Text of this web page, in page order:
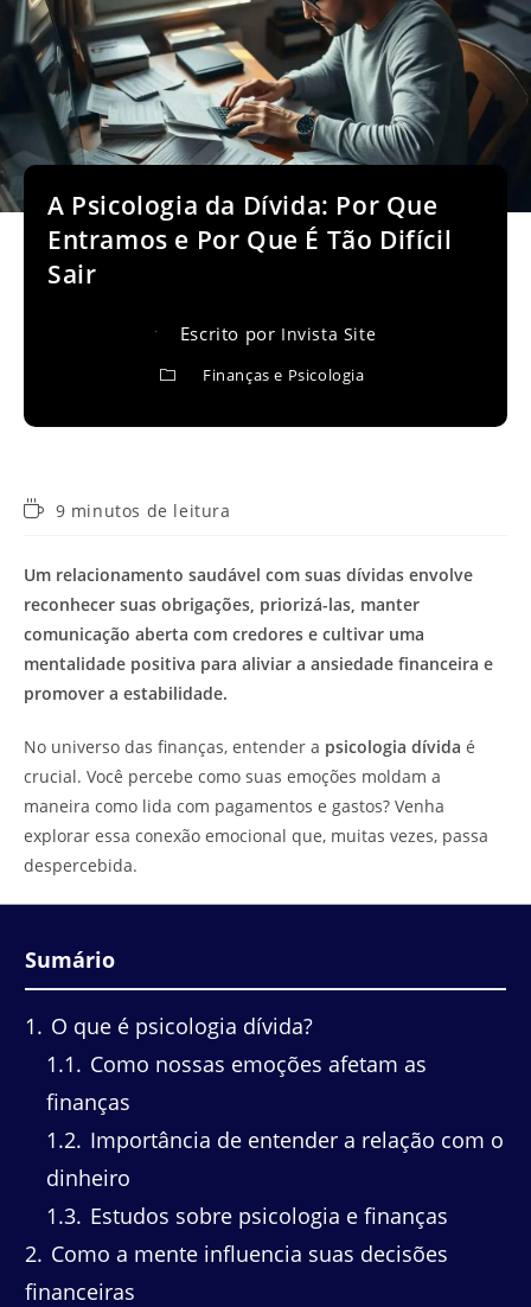
A Psicologia da Dívida: Por Que
Entramos e Por Que É Tão Difícil
Sair
Escrito por Invista Site
Finanças e Psicologia
Tempo9 minutos de leitura
Um relacionamento saudável com suas dívidas envolve
reconhecer suas obrigações, priorizá-las, manter
comunicação aberta com credores e cultivar uma
mentalidade positiva para aliviar a ansiedade financeira e
promover a estabilidade.
No universo das finanças, entender a psicologia dívida é
crucial. Você percebe como suas emoções moldam a
maneira como lida com pagamentos e gastos? Venha
explorar essa conexão emocional que, muitas vezes, passa
despercebida.
Sumário
1
O que é psicologia dívida?
1.1
Como nossas emoções afetam as
finanças
1.2 Importância de entender a relação com o
dinheiro
1.3 Estudos sobre psicologia e finanças
2 Como a mente influencia suas decisões
financeiras